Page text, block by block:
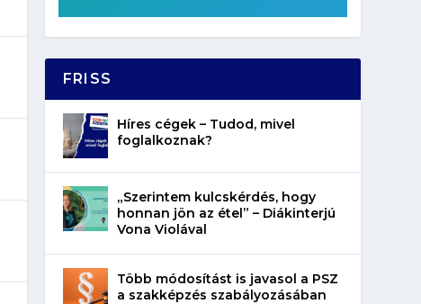
FRISS
Híres cégek – Tudod, mivel
foglalkoznak?
„Szerintem kulcskérdés, hogy
honnan jön az étel” – Diákinterjú
Vona Violával
Több módosítást is javasol a PSZ
a szakképzés szabályozásában